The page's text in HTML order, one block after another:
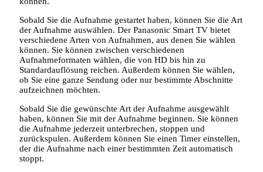
Sobald Sie die Aufnahme gestartet haben, können Sie die Art
der Aufnahme auswählen. Der Panasonic Smart TV bietet
verschiedene Arten von Aufnahmen, aus denen Sie wählen
können. Sie können zwischen verschiedenen
Aufnahmeformaten wählen, die von HD bis hin zu
Standardauflösung reichen. Außerdem können Sie wählen,
ob Sie eine ganze Sendung oder nur bestimmte Abschnitte
aufzeichnen möchten.
Sobald Sie die gewünschte Art der Aufnahme ausgewählt
haben, können Sie mit der Aufnahme beginnen. Sie können
die Aufnahme jederzeit unterbrechen, stoppen und
zurückspulen. Außerdem können Sie einen Timer einstellen,
der die Aufnahme nach einer bestimmten Zeit automatisch
stoppt.